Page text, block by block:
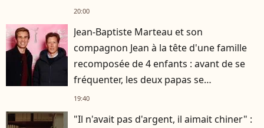
s'est occupée de tout
20:00
Jean-Baptiste Marteau et son
compagnon Jean à la tête d'une famille
recomposée de 4 enfants : avant de se
fréquenter, les deux papas se
connaissaient depuis des années
19:40
"Il n'avait pas d'argent, il aimait chiner" :